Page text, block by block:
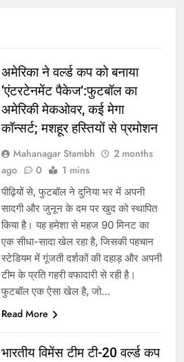
अमेरिका ने वर्ल्ड कप को बनाया
‘एंटरटेनमेंट पैकेज’:फुटबॉल का
अमेरिकी मेकओवर, कई मेगा
कॉन्सर्ट; मशहूर हस्तियों से प्रमोशन
Mahanagar Stambh
2 months
ago
0 1 mins
पीढ़ियों से, फुटबॉल ने दुनिया भर में अपनी
सादगी और जुनून के दम पर खुद को स्थापित
किया है। यह हमेशा से महज 90 मिनट का
एक सीधा-सादा खेल रहा है, जिसकी पहचान
स्टेडियम में गूंजती दर्शकों की दहाड़ और अपनी
टीम के प्रति गहरी वफादारी से रही है।
फुटबॉल एक ऐसा खेल है, जो…
Read More
भारतीय विमेंस टीम टी-20 वर्ल्ड कप